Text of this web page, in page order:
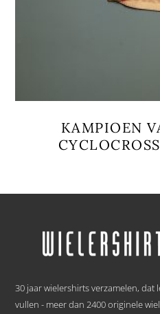
KAMPIOEN
30 jaar wielershirts verzamelen,
vullen - meer dan 2400 originele